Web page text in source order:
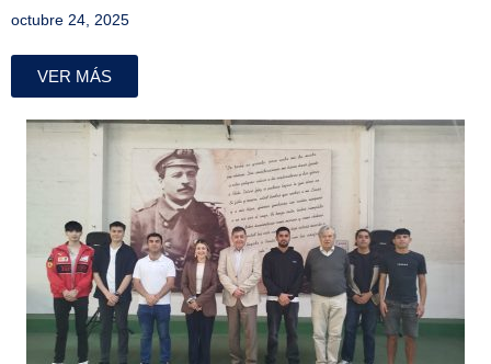
octubre 24, 2025
VER MÁS